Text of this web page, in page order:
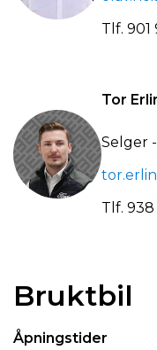
Tlf. 901
Tor
Selger
Tlf. 938
Bruktbil
Åpningstider